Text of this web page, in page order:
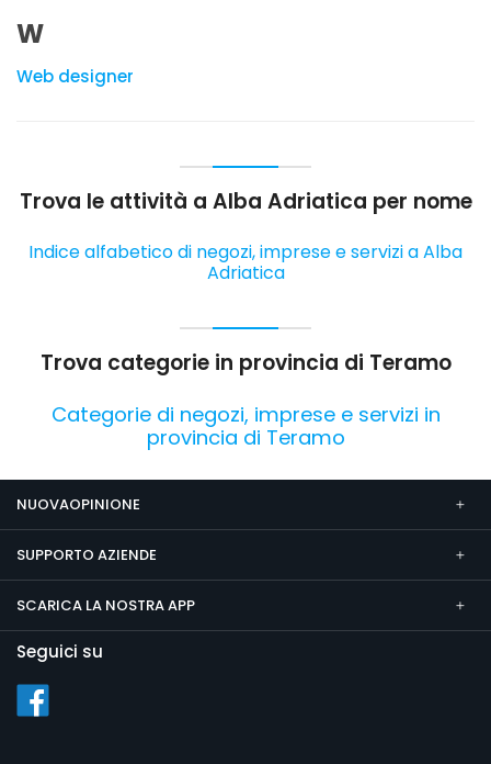
W
Web designer
Trova le attività a Alba Adriatica per nome
Indice alfabetico di negozi, imprese e servizi a Alba
Adriatica
Trova categorie in provincia di Teramo
Categorie di negozi, imprese e servizi in
provincia di Teramo
NUOVAOPINIONE
SUPPORTO AZIENDE
SCARICA LA NOSTRA APP
Seguici su